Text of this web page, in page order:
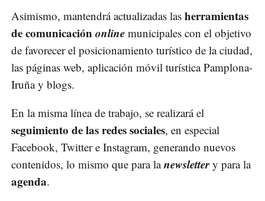
Asimismo, mantendrá actualizadas las herramientas
de comunicaciónonline municipales con el objetivo
de favorecer el posicionamiento turístico de la ciudad,
las páginas web, aplicación móvil turística Pamplona-
Iruña y blogs.
En la misma línea de trabajo, se realizará el
seguimiento de las redes sociales, en especial
Facebook, Twitter e Instagram, generando nuevos
contenidos, lo mismo que para lanewslettery para la
agenda.